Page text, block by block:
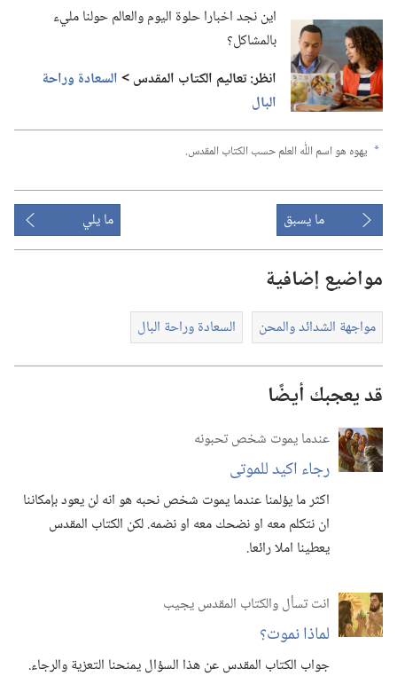
اين نجد اخبارا حلوة اليوم والعالم حولنا مليء
بالمشاكل؟‏
انظر:‏ تعاليم الكتاب المقدس >‏السعادة وراحة
البال
a يهوه هو اسم اللّٰه العلم حسب الكتاب المقدس.‏
ما يسبق ما يلي
مواضيع إضافية
مواجهة الشدائد والمحن السعادة وراحة البال
قد يعجبك أيضًا
عندما يموت شخص تحبونه
رجاء اكيد للموتى
اكثر ما يؤلمنا عندما يموت شخص نحبه هو انه لن يعود بإمكاننا
ان نتكلم معه او نضحك معه او نضمه.‏ لكن الكتاب المقدس
يعطينا املا رائعا.‏
انت تسأل والكتاب المقدس يجيب
لماذا نموت؟‏
جواب الكتاب المقدس عن هذا السؤال يمنحنا التعزية والرجاء.‏